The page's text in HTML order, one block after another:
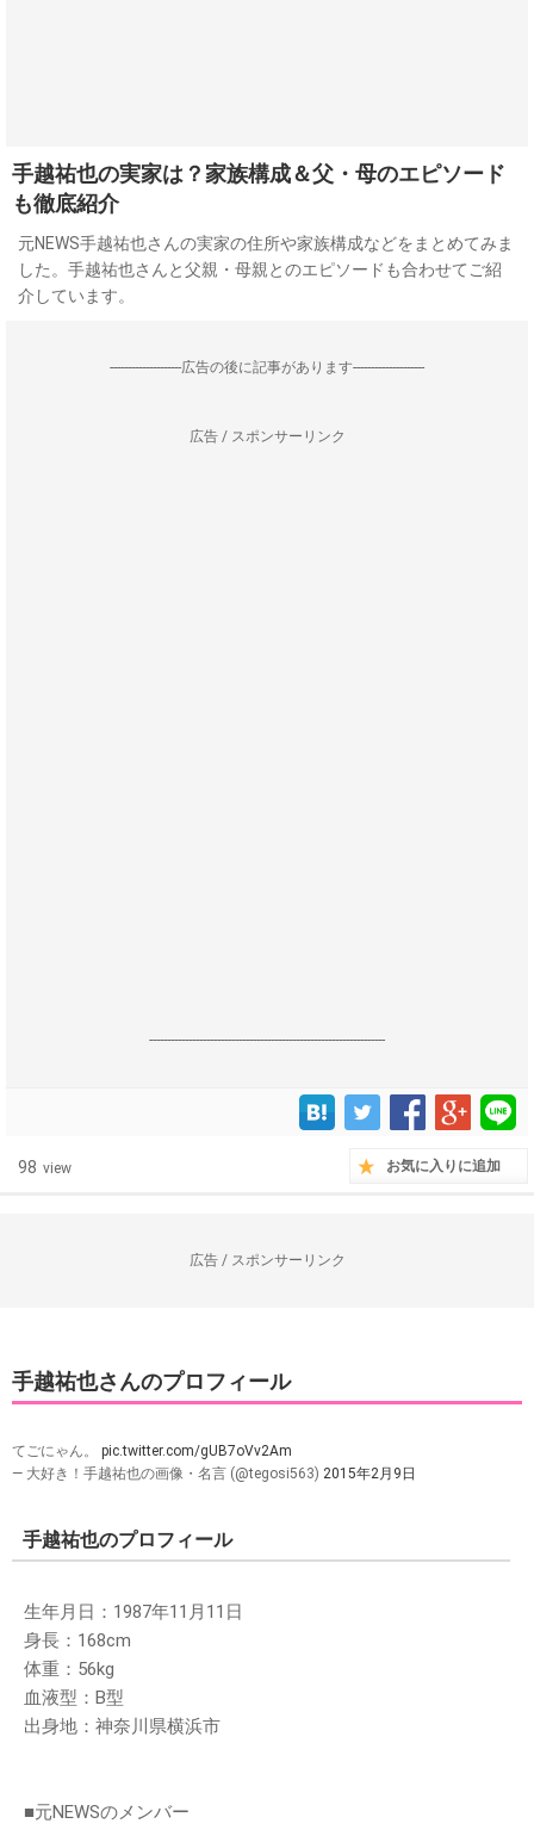
手越祐也の実家は？家族構成＆父・母のエピソード
も徹底紹介
元NEWS手越祐也さんの実家の住所や家族構成などをまとめてみま
した。手越祐也さんと父親・母親とのエピソードも合わせてご紹
介しています。
--------------------広告の後に記事があります--------------------
広告 / スポンサーリンク
------------------------------------------------------------------
98 view お気に入りに追加
広告 / スポンサーリンク
手越祐也さんのプロフィール
てごにゃん。 pic.twitter.com/gUB7oVv2Am
— 大好き！手越祐也の画像・名言 (@tegosi563) 2015年2月9日
手越祐也のプロフィール
生年月日：1987年11月11日
身長：168cm
体重：56kg
血液型：B型
出身地：神奈川県横浜市
■元NEWSのメンバー